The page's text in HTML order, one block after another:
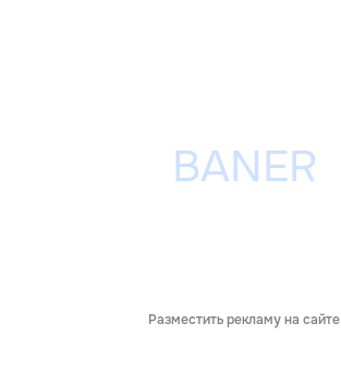
Разместить рекламу на сайте